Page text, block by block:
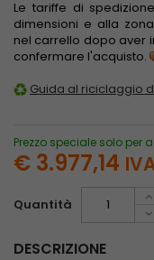
Le tariffe di
dimensioni e alla
nel carrello dopo aver
confermare l'acquisto.
Guida al riciclaggio
Prezzo speciale solo per
€ 3.977,14
Quantità
DESCRIZIONE